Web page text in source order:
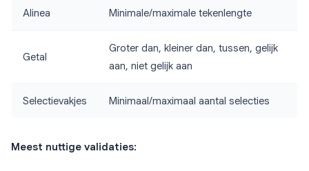
Alinea Minimale/maximale tekenlengte
Getal
Groter dan, kleiner dan, tussen, gelijk
aan, niet gelijk aan
Selectievakjes Minimaal/maximaal aantal selecties
Meest nuttige validaties: